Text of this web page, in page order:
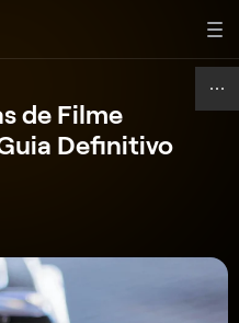
de Filme
Definitivo